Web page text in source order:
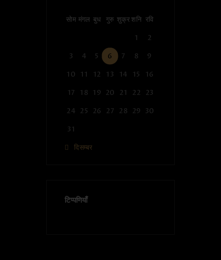
सोम मंगल बुध गुरु शुक्रशनि रवि
1
2
3
4 5 6 7 8
9
10
11 12 13 14 15
16
17
18 19 20 21 22
23
24 25 26 27 28 29 30
31
« दिसम्बर
टिप्पणियाँ